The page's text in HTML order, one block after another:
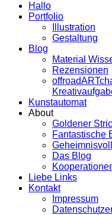
Hallo
Portfolio
Illustration
Gestaltung
Blog
Material
Rezensionen
Kunstautomat
About
Goldener
Fantastische
Das Blog
Liebe Links
Kontakt
Impressum